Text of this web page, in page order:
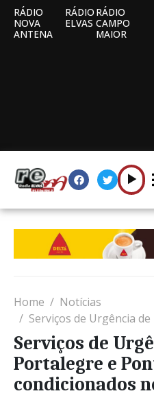
RÁDIO
NOVA
ANTENA
RÁDIO
ELVAS
RÁDIO
CAMPO
MAIOR
Home
Notícias
Serviços de Urgência de Elvas,
Serviços de
Portalegre e
condicionados